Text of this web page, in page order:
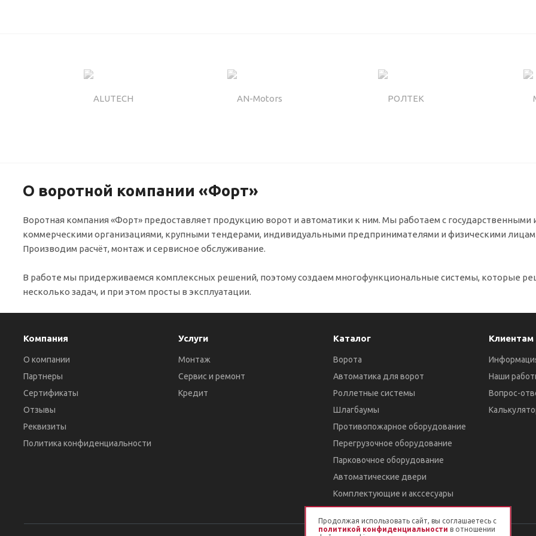
О воротной компании «Форт»
Воротная компания «Форт» предоставляет продукцию ворот и автоматики к ним. Мы работаем с государственными
коммерческими организациями, крупными тендерами, индивидуальными предпринимателями и физическими
Производим расчёт, монтаж и сервисное обслуживание.
В работе мы придерживаемся комплексных решений, поэтому создаем многофункциональные системы, которые
несколько задач, и при этом просты в эксплуатации.
Компания
О компании
Партнеры
Сертификаты
Отзывы
Реквизиты
Политика конфиденциальности
Услуги
Монтаж
Сервис и ремонт
Кредит
Каталог
Ворота
Автоматика для ворот
Роллетные системы
Шлагбаумы
Противопожарное оборудование
Перегрузочное оборудование
Парковочное оборудование
Автоматические двери
Комплектующие и акссесуары
Клиентам
Наши
Вопрос-
Продолжая использовать сайт, вы соглашаетесь с
политикой конфиденциальности в отношении